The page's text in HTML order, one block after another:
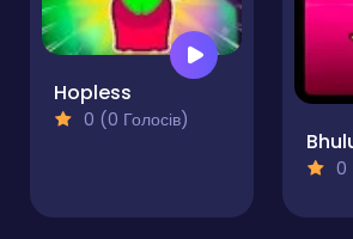
Hopless
0 (0 Голосів)
0